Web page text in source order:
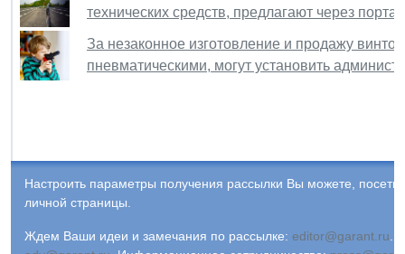
технических средств, предлагают через портал
За незаконное изготовление и продажу
пневматическими, могут установить
Настроить параметры получения рассылки Вы можете,
личной страницы.
Ждем Ваши идеи и замечания по рассылке: editor@garant.ru